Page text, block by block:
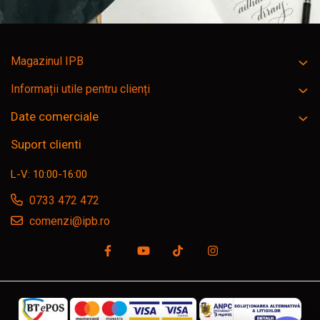
Magazinul IPB
Informații utile pentru clienți
Date comerciale
Suport clienti
L-V: 10:00-16:00
0733 472 472
comenzi@ipb.ro